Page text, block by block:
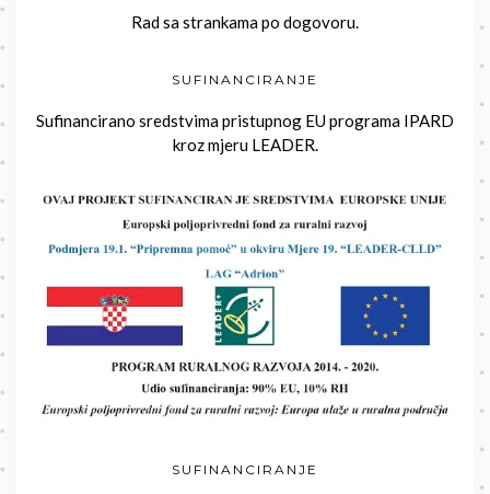
Rad sa strankama po dogovoru.
SUFINANCIRANJE
Sufinancirano sredstvima pristupnog EU programa IPARD
kroz mjeru LEADER.
SUFINANCIRANJE